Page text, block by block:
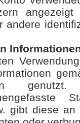
andere
gibt diese an